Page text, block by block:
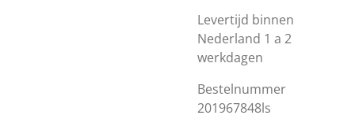
Levertijd binnen
Nederland 1 a 2
werkdagen
Bestelnummer
201967848ls